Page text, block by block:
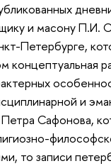
и масону
Петербурге,
и
Сафонова,
то записи